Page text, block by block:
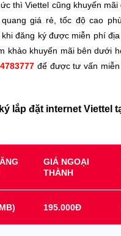
thì Viettel cũng khuyến mãi
giá rẻ, tốc độ cao
đăng ký được miễn phí
khảo khuyến mãi bên dưới
để được tư vấn
lắp đặt internet Viettel
GIÁ NGOẠI
THÀNH
195.000Đ